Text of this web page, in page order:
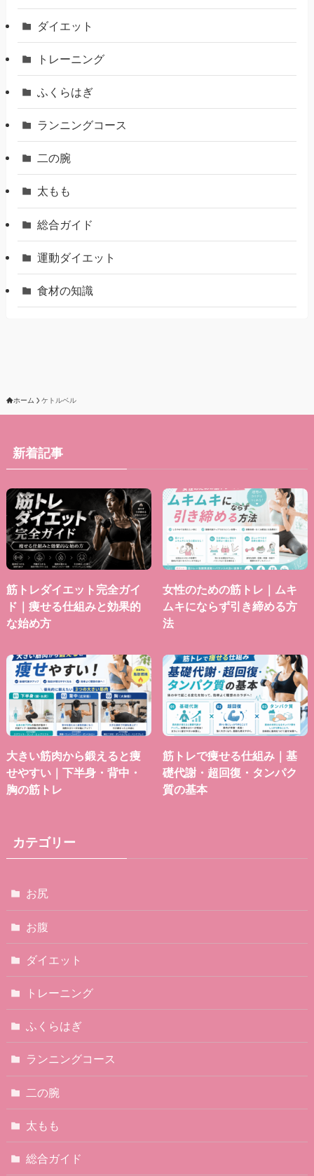
ダイエット
トレーニング
ふくらはぎ
ランニングコース
二の腕
太もも
総合ガイド
運動ダイエット
食材の知識
ホーム ケトルベル
新着記事
筋トレダイエット完全ガイ
ド｜痩せる仕組みと効果的
な始め方
女性のための筋トレ｜ムキ
ムキにならず引き締める方
法
大きい筋肉から鍛えると痩
せやすい｜下半身・背中・
胸の筋トレ
筋トレで痩せる仕組み｜基
礎代謝・超回復・タンパク
質の基本
カテゴリー
お尻
お腹
ダイエット
トレーニング
ふくらはぎ
ランニングコース
二の腕
太もも
総合ガイド